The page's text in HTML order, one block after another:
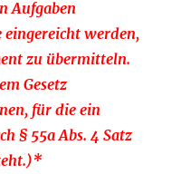
Aufgaben
eingereicht werden,
zu übermitteln.
Gesetz
für die ein
§ 55a Abs. 4 Satz